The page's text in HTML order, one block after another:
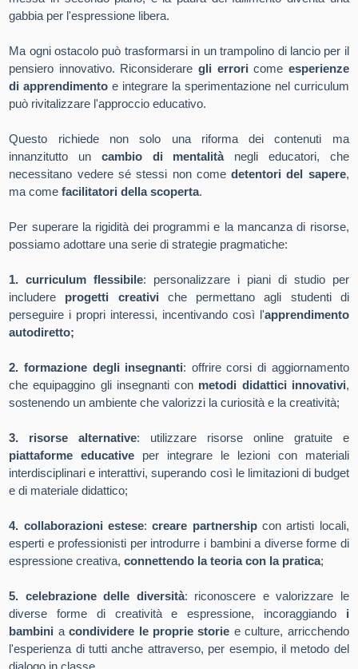
gabbia per l'espressione libera.
Ma ogni ostacolo può trasformarsi in un trampolino di lancio per il
pensiero innovativo. Riconsiderare gli errori come esperienze
di apprendimento e integrare la sperimentazione nel curriculum
può rivitalizzare l'approccio educativo.
Questo richiede non solo una riforma dei contenuti ma
innanzitutto un cambio di mentalitànegli educatori, che
necessitano vedere sé stessi non comedetentori del sapere,
ma comefacilitatori della scoperta.
Per superare la rigidità dei programmi e la mancanza di risorse,
possiamo adottare una serie di strategie pragmatiche:
1. curriculum flessibile: personalizzare i piani di studio per
includere progetti creativi che permettano agli studenti di
perseguire i propri interessi, incentivando così l'apprendimento
autodiretto;
2. formazione degli insegnanti: offrire corsi di aggiornamento
che equipaggino gli insegnanti con metodi didattici innovativi,
sostenendo un ambiente che valorizzi la curiosità e la creatività;
3. risorse alternative: utilizzare risorse online gratuite e
piattaforme educative per integrare le lezioni con materiali
interdisciplinari e interattivi, superando così le limitazioni di budget
e di materiale didattico;
4. collaborazioni estese:creare partnershipcon artisti locali,
esperti e professionisti per introdurre i bambini a diverse forme di
espressione creativa,connettendo la teoria con la pratica;
5. celebrazione delle diversità: riconoscere e valorizzare le
diverse forme di creatività e espressione, incoraggiando i
bambini acondividere le proprie storie e culture, arricchendo
l'esperienza di tutti anche attraverso, per esempio, il metodo del
dialogo in classe